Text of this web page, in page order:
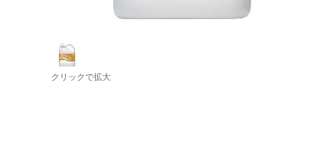
クリックで拡大